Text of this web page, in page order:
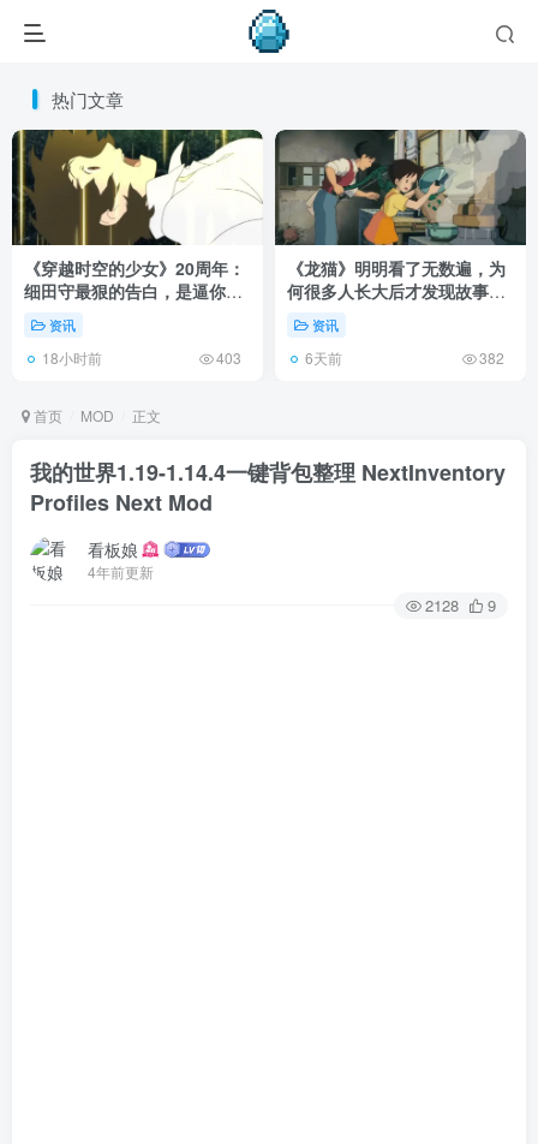
热门文章
《穿越时空的少女》20周年：
细田守最狠的告白，是逼你承
认有些夏天回不去了！
资讯
18小时前 403
《龙猫》明明看了无数遍，为
何很多人长大后才发现故事根
本不在 1988 年！
资讯
6天前 382
首页 MOD 正文
我的世界1.19-1.14.4一键背包整理 NextInventory
Profiles Next Mod
看板娘
4年前更新
2128 9